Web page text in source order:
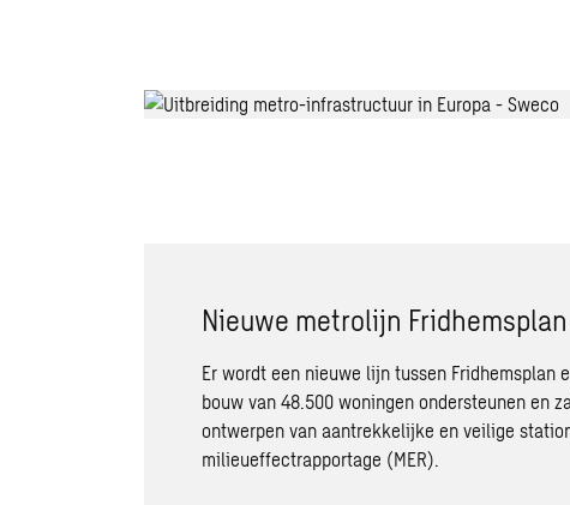
Nieuwe metrolijn
Er wordt een nieuwe lijn tussen Fridhemsplan
bouw van 48.500 woningen ondersteunen en
ontwerpen van aantrekkelijke en veilige
milieueffectrapportage (MER).